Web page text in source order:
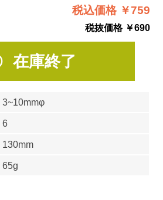
税込価格 ￥759
税抜価格 ￥690
在庫終了
3~10mmφ
6
130mm
65g